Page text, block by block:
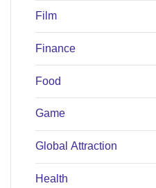
Film
Finance
Food
Game
Global Attraction
Health